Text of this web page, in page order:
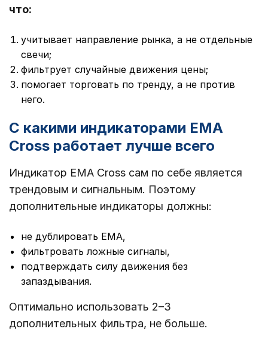
что:
учитывает направление рынка, а не отдельные
свечи;
фильтрует случайные движения цены;
помогает торговать по тренду, а не против
него.
С какими индикаторами EMA
Cross работает лучше всего
Индикатор EMA Cross сам по себе является
трендовым и сигнальным. Поэтому
дополнительные индикаторы должны:
не дублировать EMA,
фильтровать ложные сигналы,
подтверждать силу движения без
запаздывания.
Оптимально использовать 2–3
дополнительных фильтра, не больше.